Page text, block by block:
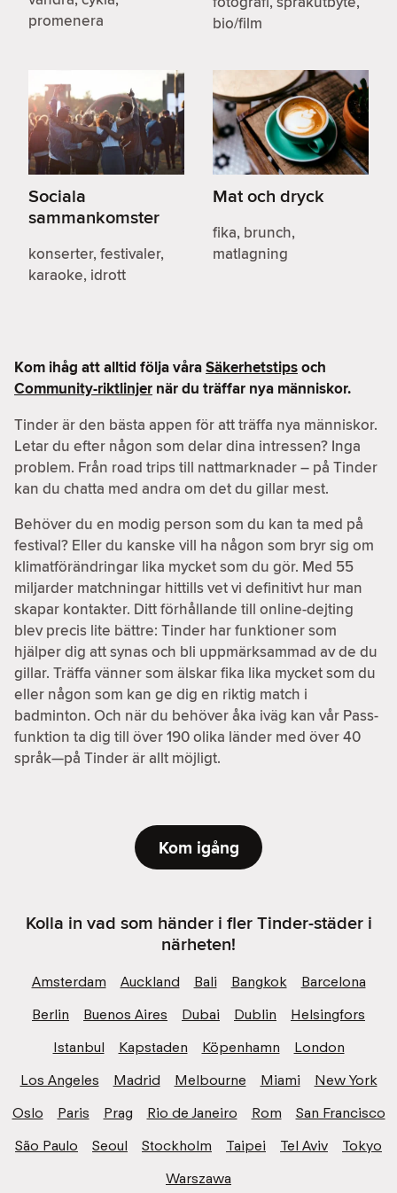
promenera
bio/film
Sociala
sammankomster
konserter, festivaler,
karaoke, idrott
Mat och dryck
fika, brunch,
matlagning
Kom ihåg att alltid följa våraSäkerhetstipsoch
Community-riktlinjer när du träffar nya människor.
Tinder är den bästa appen för att träffa nya människor.
Letar du efter någon som delar dina intressen? Inga
problem. Från road trips till nattmarknader – på Tinder
kan du chatta med andra om det du gillar mest.
Behöver du en modig person som du kan ta med på
festival? Eller du kanske vill ha någon som bryr sig om
klimatförändringar lika mycket som du gör. Med 55
miljarder matchningar hittills vet vi definitivt hur man
skapar kontakter. Ditt förhållande till online-dejting
blev precis lite bättre: Tinder har funktioner som
hjälper dig att synas och bli uppmärksammad av de du
gillar. Träffa vänner som älskar fika lika mycket som du
eller någon som kan ge dig en riktig match i
badminton. Och när du behöver åka iväg kan vår Pass-
funktion ta dig till över 190 olika länder med över 40
språk—på Tinder är allt möjligt.
Kom igång
Kolla in vad som händer i fler Tinder-städer i
närheten!
Amsterdam Auckland Bali Bangkok
Barcelona
Berlin
Buenos Aires Dubai Dublin
Helsingfors
Istanbul
Kapstaden Köpenhamn
London
Los Angeles
Madrid Melbourne Miami
New York
Oslo
Paris Prag Rio de Janeiro Rom
San Francisco
São Paulo
Seoul Stockholm Taipei Tel Aviv
Tokyo
Warszawa